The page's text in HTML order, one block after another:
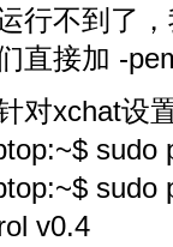
行不到了
直接加 -
对xchat设
sudo
sudo
v0.4